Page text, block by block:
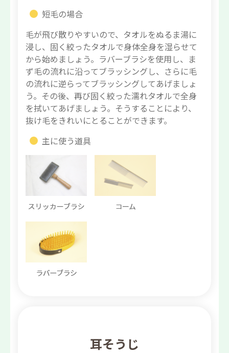
短毛の場合
毛が飛び散りやすいので、タオルをぬるま湯に
浸し、固く絞ったタオルで身体全身を湿らせて
から始めましょう。ラバーブラシを使用し、ま
ず毛の流れに沿ってブラッシングし、さらに毛
の流れに逆らってブラッシングしてあげましょ
う。その後、再び固く絞った濡れタオルで全身
を拭いてあげましょう。そうすることにより、
抜け毛をきれいにとることができます。
主に使う道具
耳そうじ